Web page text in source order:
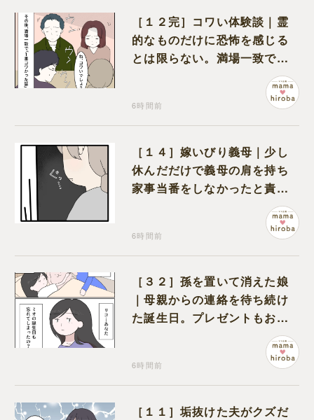
［１２完］コワい体験談｜霊
的なものだけに恐怖を感じる
とは限らない。満場一致でコ
ワいと認定された意外な体験
6時間前
［１４］嫁いびり義母｜少し
休んだだけで義母の肩を持ち
家事当番をしなかったと責め
6時間前
［３２］孫を置いて消えた娘
｜母親からの連絡を待ち続け
た誕生日。プレゼントもお祝
6時間前
［１１］垢抜けた夫がクズだ